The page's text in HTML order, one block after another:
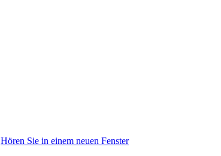
Hören Sie in einem neuen Fenster